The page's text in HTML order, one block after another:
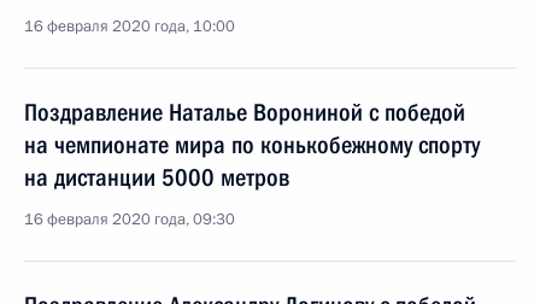
16 февраля 2020 года, 10:00
Поздравление Наталье Ворониной с победой
на чемпионате мира по конькобежному спорту
на дистанции 5000 метров
16 февраля 2020 года, 09:30